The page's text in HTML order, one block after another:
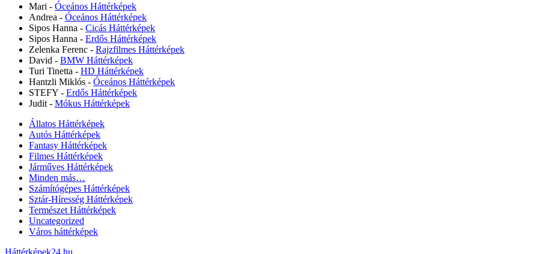
Mari - Óceános Háttérképek
Andrea - Óceános Háttérképek
Sipos Hanna - Cicás Háttérképek
Sipos Hanna - Erdős Háttérképek
Zelenka Ferenc - Rajzfilmes Háttérképek
David - BMW Háttérképek
Turi Tinetta - HD Háttérképek
Hantzli Miklós - Óceános Háttérképek
STEFY - Erdős Háttérképek
Judit - Mókus Háttérképek
Állatos Háttérképek
Autós Háttérképek
Fantasy Háttérképek
Filmes Háttérképek
Járműves Háttérképek
Minden más…
Számítógépes Háttérképek
Sztár-Híresség Háttérképek
Természet Háttérképek
Uncategorized
Város háttérképek
Háttérképek24.hu